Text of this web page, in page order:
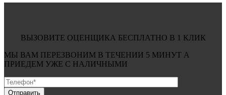
ВЫЗОВИТЕ ОЦЕНЩИКА БЕСПЛАТНО В 1 КЛИК
МЫ ВАМ ПЕРЕЗВОНИМ В ТЕЧЕНИИ 5 МИНУТ А
ПРИЕДЕМ УЖЕ С НАЛИЧНЫМИ